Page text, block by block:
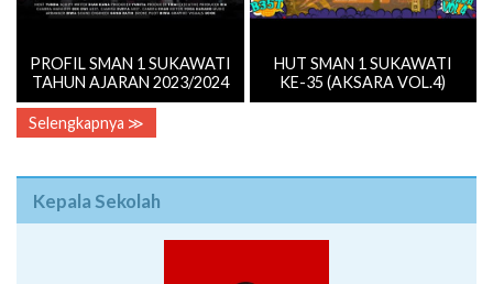
PROFIL SMAN 1 SUKAWATI
TAHUN AJARAN 2023/2024
HUT SMAN 1 SUKAWATI
KE-35 (AKSARA VOL.4)
Selengkapnya ≫
Kepala Sekolah